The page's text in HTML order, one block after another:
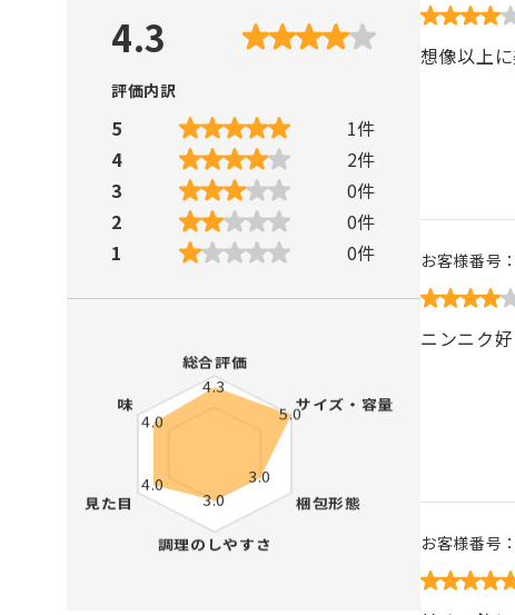
4.3
評価内訳
5 1件
4
2件
3
0件
2
0件
1
0件
想像以上
お客様番号：
ニンニク
お客様番号：